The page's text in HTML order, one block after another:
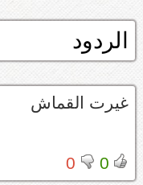
الردود
غيرت القماش
0
0